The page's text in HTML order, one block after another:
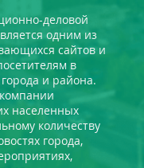
деловой
одним из
сайтов и
в
и района.
населенных
количеству
города,